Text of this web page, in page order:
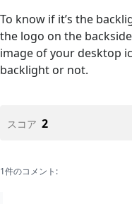
To know if it’s the
the logo on the
image of your desktop
backlight or not.
スコア 2
1件のコメント: